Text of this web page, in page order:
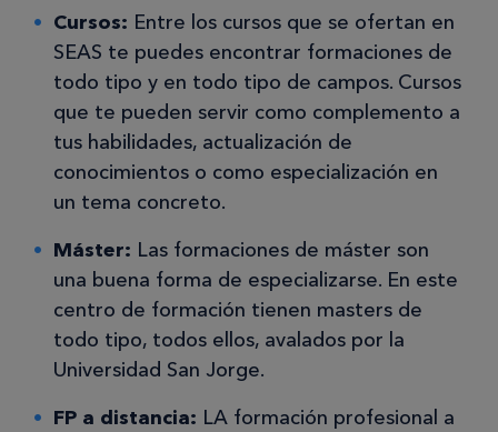
Cursos: Entre los cursos que se ofertan en
SEAS te puedes encontrar formaciones de
todo tipo y en todo tipo de campos. Cursos
que te pueden servir como complemento a
tus habilidades, actualización de
conocimientos o como especialización en
un tema concreto.
Máster: Las formaciones de máster son
una buena forma de especializarse. En este
centro de formación tienen masters de
todo tipo, todos ellos, avalados por la
Universidad San Jorge.
FP a distancia: LA formación profesional a